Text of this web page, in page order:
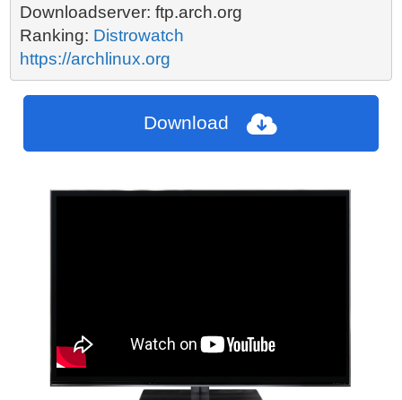
Downloadserver: ftp.arch.org
Ranking: Distrowatch
Download